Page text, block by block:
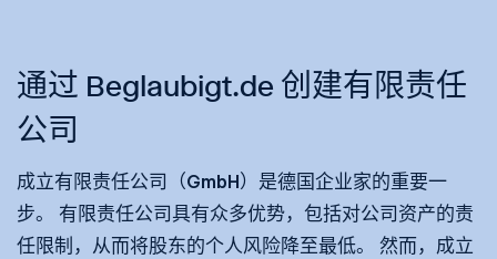
通过 Beglaubigt.de 创建有限责任
公司
成立有限责任公司（GmbH）是德国企业家的重要一
步。 有限责任公司具有众多优势，包括对公司资产的责
任限制，从而将股东的个人风险降至最低。 然而，成立